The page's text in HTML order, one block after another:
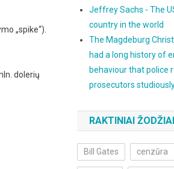
„spike“).
dolerių
Jeffrey Sachs - The
country in the world
The Magdeburg
had a long history of
behaviour that police
prosecutors
RAKTINIAI ŽODŽIAI
Bill Gates cenzūra